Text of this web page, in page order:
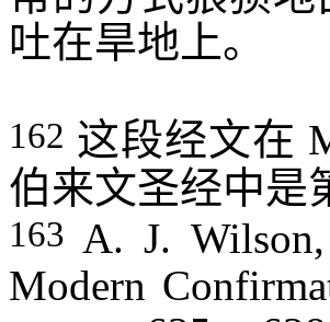
吐在旱地上。
162 这段经文在
伯来文圣经中是
163 A. J.
Modern